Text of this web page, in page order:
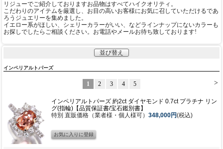
リジューでご紹介しておりますお品物はすべてハイクオリティ。
こだわりのアイテムを厳選し、お目の高いお客様にお気に召していただけるであ
ろうジュエリーを集めました。
イエロー系がほしい、シェリーカラーがいい、などラインナップにないカラーも
お探しでしたらご相談ください。お電話やメールお待ち致しております!
並び替え
インペリアルトパーズ
>
1 2 3 4 5
インペリアルトパーズ 約2ct ダイヤモンド 0.7ct プラチナ リン
グ(指輪)【品質保証書/宝石鑑別書】
特別 直販価格（業者様・個人様可） 348,000円(税込)